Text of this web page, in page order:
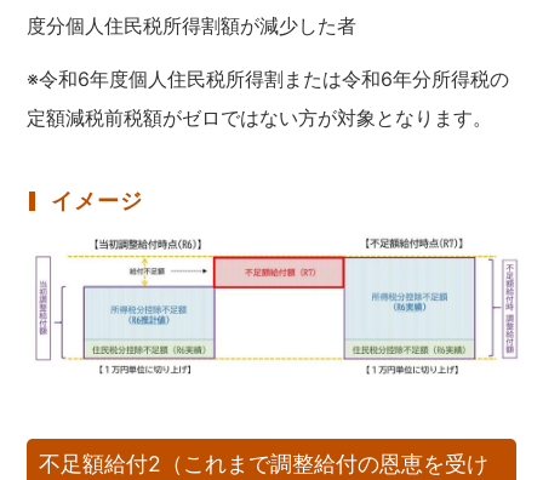
度分個人住民税所得割額が減少した者
※令和6年度個人住民税所得割または令和6年分所得税の
定額減税前税額がゼロではない方が対象となります。
イメージ
不足額給付2（これまで調整給付の恩恵を受け